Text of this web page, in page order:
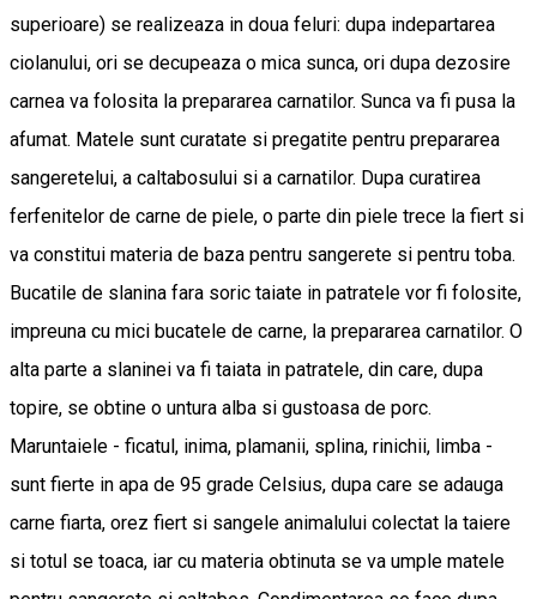
superioare) se realizeaza in doua feluri: dupa indepartarea
ciolanului, ori se decupeaza o mica sunca, ori dupa dezosire
carnea va folosita la prepararea carnatilor. Sunca va fi pusa la
afumat. Matele sunt curatate si pregatite pentru prepararea
sangeretelui, a caltabosului si a carnatilor. Dupa curatirea
ferfenitelor de carne de piele, o parte din piele trece la fiert si
va constitui materia de baza pentru sangerete si pentru toba.
Bucatile de slanina fara soric taiate in patratele vor fi folosite,
impreuna cu mici bucatele de carne, la prepararea carnatilor. O
alta parte a slaninei va fi taiata in patratele, din care, dupa
topire, se obtine o untura alba si gustoasa de porc.
Maruntaiele - ficatul, inima, plamanii, splina, rinichii, limba -
sunt fierte in apa de 95 grade Celsius, dupa care se adauga
carne fiarta, orez fiert si sangele animalului colectat la taiere
si totul se toaca, iar cu materia obtinuta se va umple matele